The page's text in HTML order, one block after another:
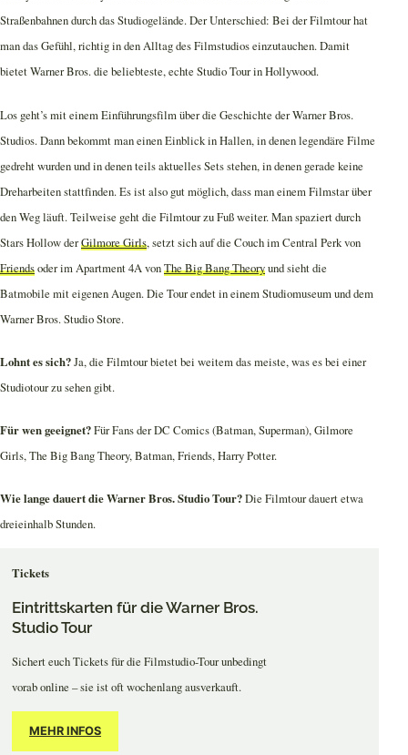
Straßenbahnen durch das Studiogelände. Der Unterschied: Bei der Filmtour hat
man das Gefühl, richtig in den Alltag des Filmstudios einzutauchen. Damit
bietet Warner Bros. die beliebteste, echte Studio Tour in Hollywood.
Los geht’s mit einem Einführungsfilm über die Geschichte der Warner Bros.
Studios. Dann bekommt man einen Einblick in Hallen, in denen legendäre Filme
gedreht wurden und in denen teils aktuelles Sets stehen, in denen gerade keine
Dreharbeiten stattfinden. Es ist also gut möglich, dass man einem Filmstar über
den Weg läuft. Teilweise geht die Filmtour zu Fuß weiter. Man spaziert durch
Stars Hollow derGilmore Girls, setzt sich auf die Couch im Central Perk von
Friendsoder im Apartment 4A vonThe Big Bang Theoryund sieht die
Batmobile mit eigenen Augen. Die Tour endet in einem Studiomuseum und dem
Warner Bros. Studio Store.
Lohnt es sich?Ja, die Filmtour bietet bei weitem das meiste, was es bei einer
Studiotour zu sehen gibt.
Für wen geeignet?Für Fans der DC Comics (Batman, Superman), Gilmore
Girls, The Big Bang Theory, Batman, Friends, Harry Potter.
Wie lange dauert die Warner Bros. Studio Tour?Die Filmtour dauert etwa
dreieinhalb Stunden.
Tickets
Eintrittskarten für die Warner Bros.
Studio Tour
Sichert euch Tickets für die Filmstudio-Tour unbedingt
vorab online – sie ist oft wochenlang ausverkauft.
MEHR INFOS